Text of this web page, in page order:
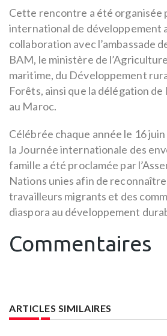
Cette rencontre a été organisée
international de développement
collaboration avec l’ambassade
BAM, le ministère de
maritime, du Développement
Forêts, ainsi que la délégation de
au Maroc.
Célébrée chaque année le 16
la Journée internationale des
famille a été proclamée par
Nations unies afin de
travailleurs migrants et des
diaspora au développement
Commentaires
ARTICLES SIMILAIRES